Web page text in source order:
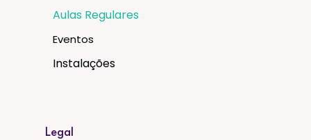
Aulas Regulares
Eventos
Instalações
Legal